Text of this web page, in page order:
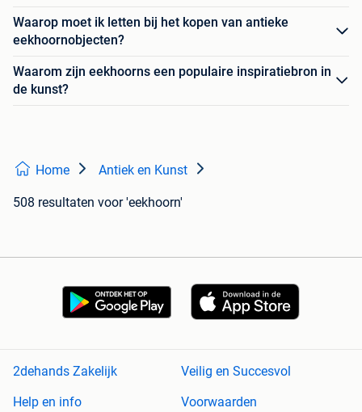
Waarop moet ik letten bij het kopen van antieke
eekhoornobjecten?
Waarom zijn eekhoorns een populaire inspiratiebron in
de kunst?
Home Antiek en Kunst
508 resultaten voor 'eekhoorn'
2dehands Zakelijk
Veilig en Succesvol
Help en info
Voorwaarden